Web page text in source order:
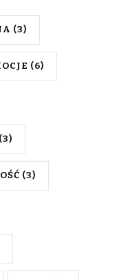
(3)
(6)
(3)
(3)